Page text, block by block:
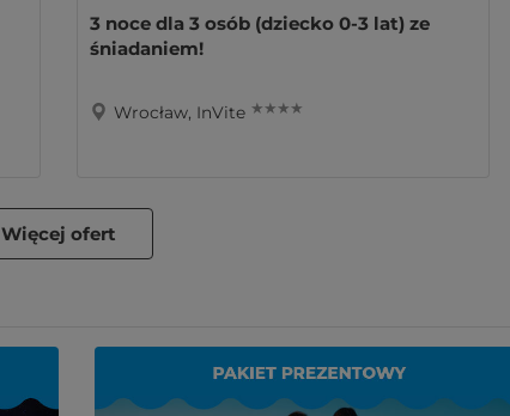
3 noce dla 3 osób (dziecko 0-3 lat) ze
śniadaniem!
Wrocław, InVite ★ ★ ★ ★
Więcej ofert